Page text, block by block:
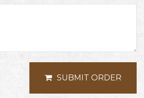
SUBMIT ORDER